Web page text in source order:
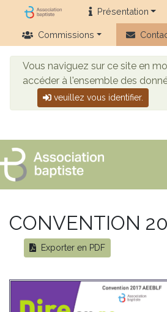
Présentation
Commissions
Vous naviguez sur ce site en
accéder à l'ensemble des
veuillez vous identifier.
CONVENTION
Exporter en PDF